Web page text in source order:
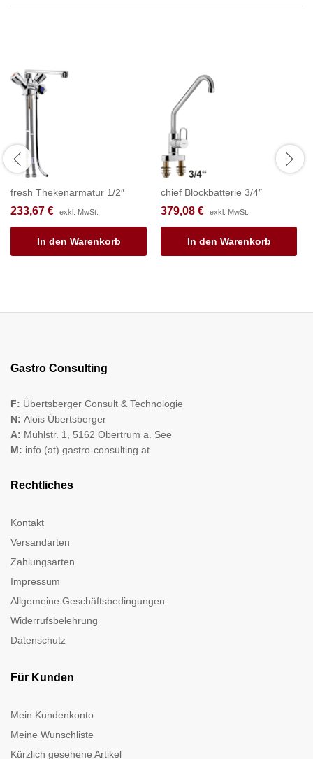
fresh Thekenarmatur 1/2″
233,67 € exkl. MwSt.
In den Warenkorb
chief Blockbatterie 3/4″
379,08 € exkl. MwSt.
In den Warenkorb
Gastro Consulting
F: Übertsberger Consult & Technologie
N: Alois Übertsberger
A: Mühlstr. 1, 5162 Obertrum a. See
M: info (at) gastro-consulting.at
Rechtliches
Kontakt
Versandarten
Zahlungsarten
Impressum
Allgemeine Geschäftsbedingungen
Widerrufsbelehrung
Datenschutz
Für Kunden
Mein Kundenkonto
Meine Wunschliste
Kürzlich gesehene Artikel